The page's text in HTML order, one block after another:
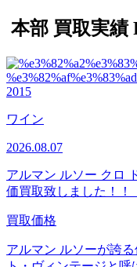
本部 買取実績
ワイン
2026.08.07
アルマン ルソー クロ
価買取致しました！！
買取価格
アルマン ルソーが誇